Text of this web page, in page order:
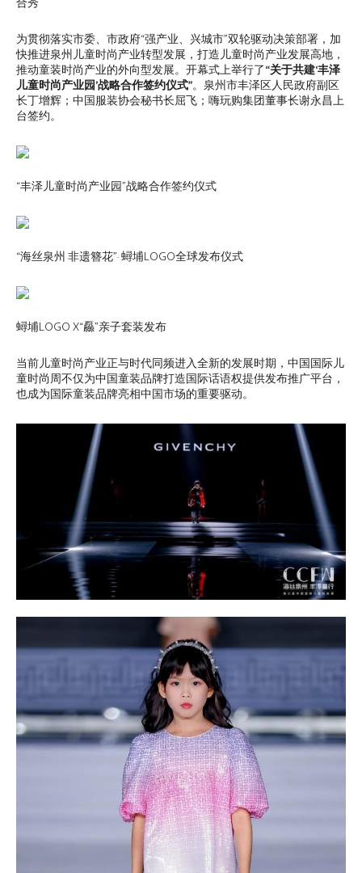
为贯彻落实市委、市政府“强产业、兴城市”双轮驱动决策部署，加
快推进泉州儿童时尚产业转型发展，打造儿童时尚产业发展高地，
推动童装时尚产业的外向型发展。开幕式上举行了“关于共建‘丰泽
儿童时尚产业园’战略合作签约仪式”。泉州市丰泽区人民政府副区
长丁增辉；中国服装协会秘书长屈飞；嗨玩购集团董事长谢永昌上
台签约。
“丰泽儿童时尚产业园”战略合作签约仪式
“海丝泉州 非遗簪花”· 蟳埔LOGO全球发布仪式
蟳埔LOGO X“厵”亲子套装发布
当前儿童时尚产业正与时代同频进入全新的发展时期，中国国际儿
童时尚周不仅为中国童装品牌打造国际话语权提供发布推广平台，
也成为国际童装品牌亮相中国市场的重要驱动。